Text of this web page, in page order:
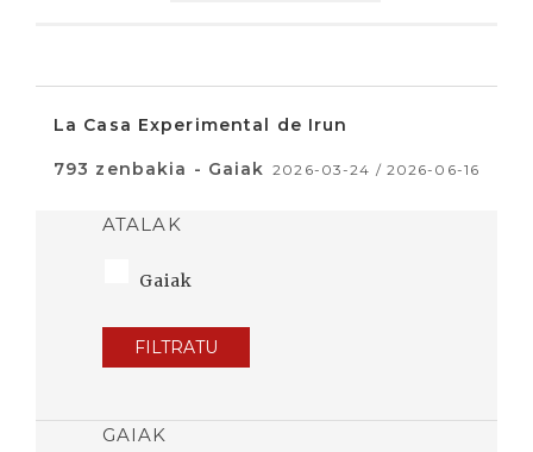
La Casa Experimental de Irun
793 zenbakia - Gaiak 2026-03-24 / 2026-06-16
ATALAK
Gaiak
FILTRATU
GAIAK